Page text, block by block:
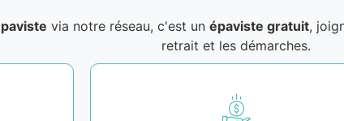
via notre réseau, c'est un épaviste gratuit,
retrait et les démarches.